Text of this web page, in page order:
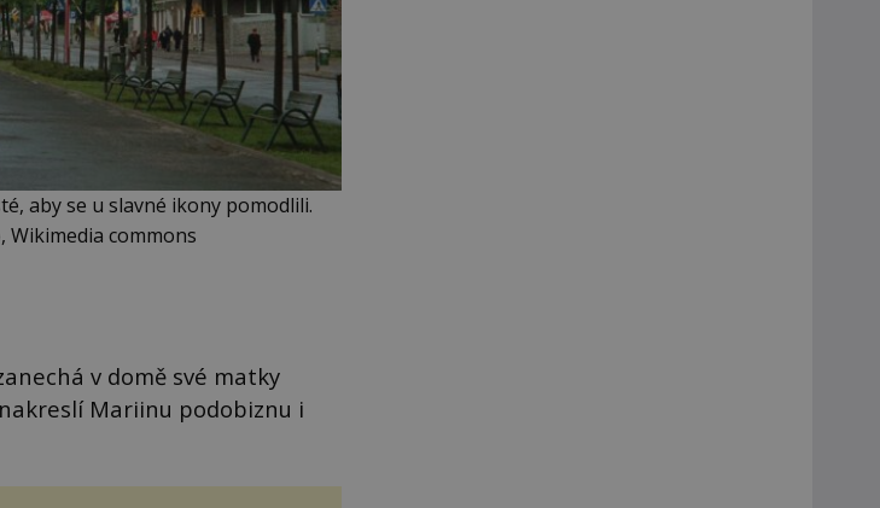
aby se u slavné ikony pomodlili.
Wikimedia commons
v domě své matky
Mariinu podobiznu i